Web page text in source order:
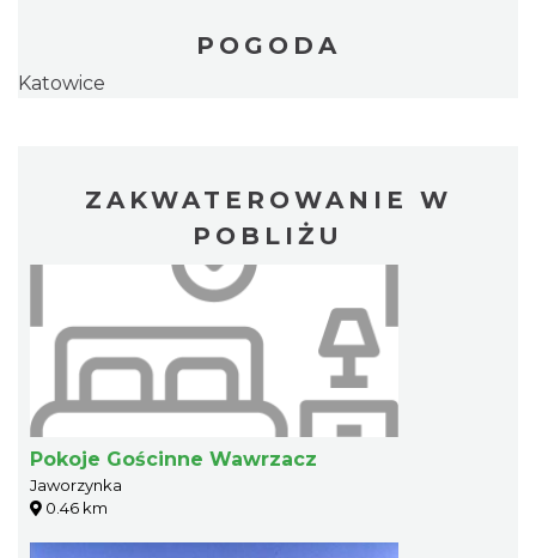
POGODA
Katowice
ZAKWATEROWANIE W
POBLIŻU
Pokoje Gościnne Wawrzacz
Jaworzynka
0.46 km